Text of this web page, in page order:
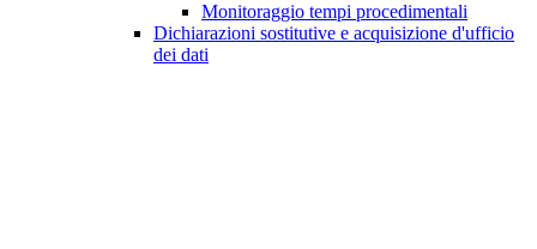
Monitoraggio tempi procedimentali
Dichiarazioni sostitutive e acquisizione d'ufficio
dei dati